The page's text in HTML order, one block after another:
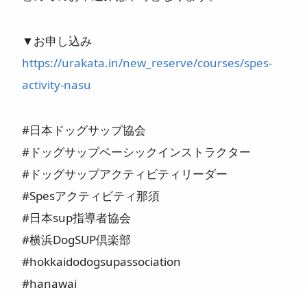
▼お申し込み
https://urakata.in/new_reserve/courses/spes-
activity-nasu
#日本ドッグサップ協会
#ドッグサップベーシックインストラクター
#ドッグサップアクティビティリーダー
#Spesアクティビティ那須
#日本sup指導者協会
#横浜DogSUP倶楽部
#hokkaidodogsupassociation
#hanawai